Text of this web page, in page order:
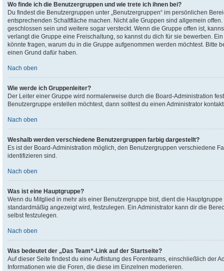
Wo finde ich die Benutzergruppen und wie trete ich ihnen bei?
Du findest die Benutzergruppen unter „Benutzergruppen“ im persönlichen
entsprechenden Schaltfläche machen. Nicht alle Gruppen sind allgemein
geschlossen sein und weitere sogar versteckt. Wenn die Gruppe offen ist,
verlangt die Gruppe eine Freischaltung, so kannst du dich für sie bewerben.
könnte fragen, warum du in die Gruppe aufgenommen werden möchtest. Bitte
einen Grund dafür haben.
Nach oben
Wie werde ich Gruppenleiter?
Der Leiter einer Gruppe wird normalerweise durch die Board-Administration
Benutzergruppe erstellen möchtest, dann solltest du einen Administrator
Nach oben
Weshalb werden verschiedene Benutzergruppen farbig dargestellt?
Es ist der Board-Administration möglich, den Benutzergruppen verschiedene
identifizieren sind.
Nach oben
Was ist eine Hauptgruppe?
Wenn du Mitglied in mehr als einer Benutzergruppe bist, dient die
standardmäßig angezeigt wird, festzulegen. Ein Administrator kann dir die
selbst festzulegen.
Nach oben
Was bedeutet der „Das Team“-Link auf der Startseite?
Auf dieser Seite findest du eine Auflistung des Forenteams, einschließlich der
Informationen wie die Foren, die diese im Einzelnen moderieren.